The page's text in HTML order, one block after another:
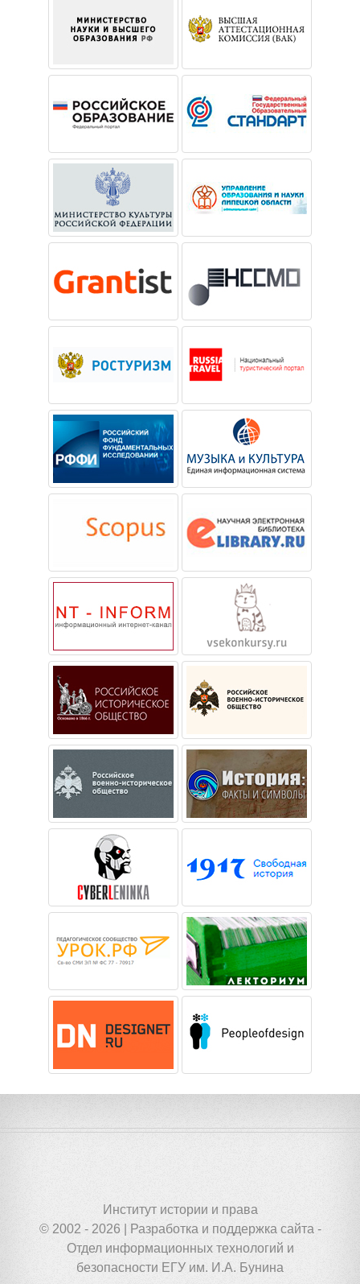
Институт истории и права
© 2002 - 2026 | Разработка и поддержка сайта -
Отдел информационных технологий и
безопасности ЕГУ им. И.А. Бунина